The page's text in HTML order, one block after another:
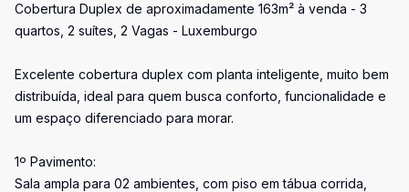
Cobertura Duplex de aproximadamente 163m² à venda - 3
quartos, 2 suítes, 2 Vagas - Luxemburgo
Excelente cobertura duplex com planta inteligente, muito bem
distribuída, ideal para quem busca conforto, funcionalidade e
um espaço diferenciado para morar.
1º Pavimento:
Sala ampla para 02 ambientes, com piso em tábua corrida,